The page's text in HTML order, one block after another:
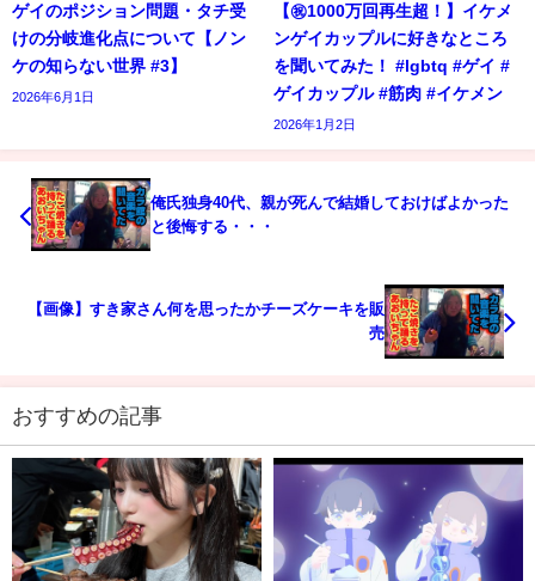
ゲイのポジション問題・タチ受
けの分岐進化点について【ノン
ケの知らない世界 #3】
2026年6月1日
【㊗️1000万回再生超！】イケメ
ンゲイカップルに好きなところ
を聞いてみた！ #lgbtq #ゲイ #
ゲイカップル #筋肉 #イケメン
2026年1月2日
俺氏独身40代、親が死んで結婚しておけばよかった
と後悔する・・・
【画像】すき家さん何を思ったかチーズケーキを販
売
おすすめの記事